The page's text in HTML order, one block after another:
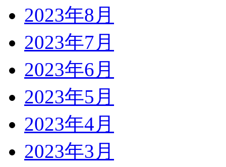
2023年8月
2023年7月
2023年6月
2023年5月
2023年4月
2023年3月